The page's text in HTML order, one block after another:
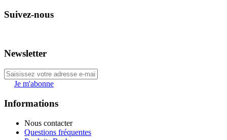
Suivez-nous
Newsletter
Je m'abonne
Informations
Nous contacter
Questions fréquentes